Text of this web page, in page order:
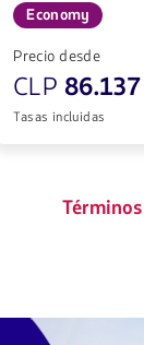
Economy
Precio desde
CLP 86.137
Tasas incluidas